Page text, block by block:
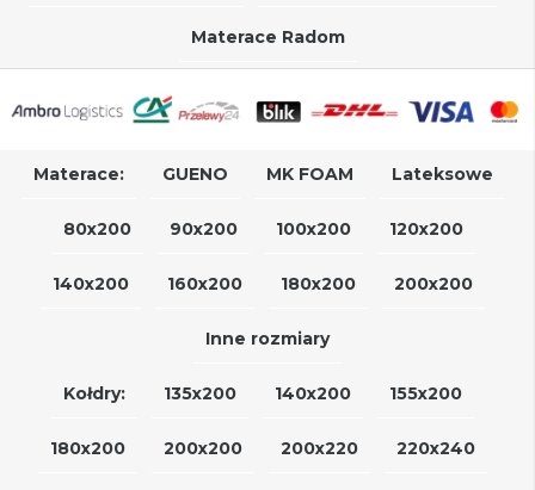
Materace Radom
Materace: GUENO MK FOAM Lateksowe
80x200 90x200 100x200 120x200
140x200 160x200 180x200 200x200
Inne rozmiary
Kołdry: 135x200 140x200 155x200
180x200 200x200 200x220 220x240